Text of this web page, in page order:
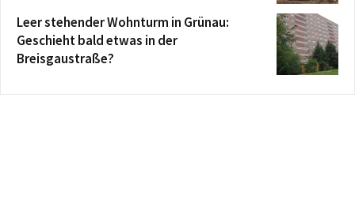
Leer stehender Wohnturm in Grünau:
Geschieht bald etwas in der
Breisgaustraße?